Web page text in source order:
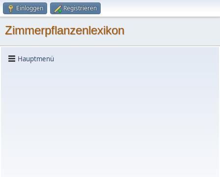
Einloggen Registrieren
Zimmerpflanzenlexikon
Hauptmenü